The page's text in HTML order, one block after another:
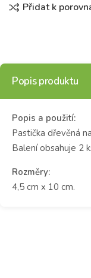
Přidat k
Popis produktu
Popis a použití:
Pastička dřevěná
Balení obsahuje 2
Rozměry:
4,5 cm x 10 cm.